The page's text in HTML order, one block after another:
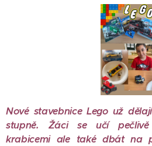
Nové stavebnice Lego už
stupně.
Žáci se učí
krabicemi ale také dbát na